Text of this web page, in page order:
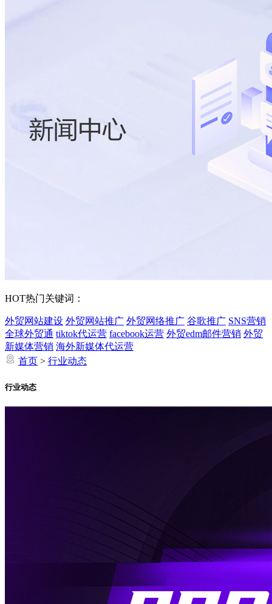
HOT热门关键词：
外贸网站建设 外贸网站推广 外贸网络推广 谷歌推广 SNS营销
全球外贸通 tiktok代运营 facebook运营 外贸edm邮件营销 外贸
新媒体营销 海外新媒体代运营
首页 > 行业动态
行业动态